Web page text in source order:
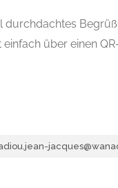
durchdachtes
einfach über einen